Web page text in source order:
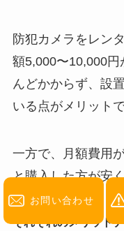
防犯カメラをレン
額5,000〜10,000円
んどかからず、設
いる点がメリットで
一方で、月額費用
と購入した方が安
それぞれのメリット
お問い合わせ